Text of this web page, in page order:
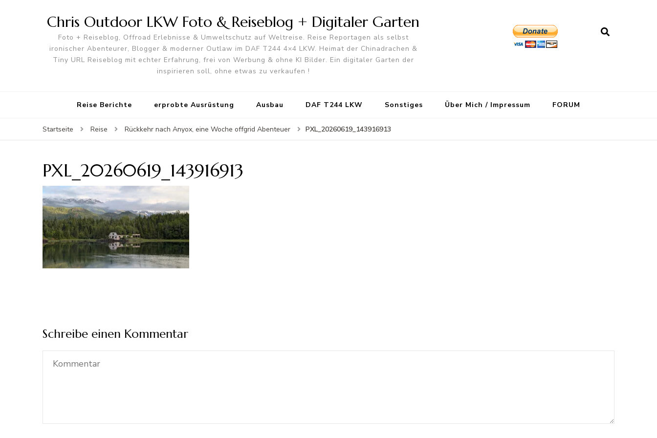
Chris Outdoor LKW Foto & Reiseblog + Digitaler Garten
Foto + Reiseblog, Offroad Erlebnisse & Umweltschutz auf Weltreise. Reise Reportagen als selbst
ironischer Abenteurer, Blogger & moderner Outlaw im DAF T244 4×4 LKW. Heimat der Chinadrachen &
Tiny URL Reiseblog mit echter Erfahrung, frei von Werbung & ohne KI Bilder. Ein digitaler Garten der
inspirieren soll, ohne etwas zu verkaufen !
Reise Berichte erprobte Ausrüstung Ausbau DAF T244 LKW Sonstiges Über Mich / Impressum FORUM
Startseite Reise Rückkehr nach Anyox, eine Woche offgrid Abenteuer PXL_20260619_143916913
PXL_20260619_143916913
Schreibe einen Kommentar